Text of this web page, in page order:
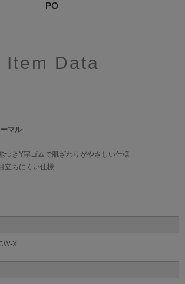
Item Data
マル
つきY字ゴムで肌ざわりがやさしい仕様
立ちにくい仕様
X